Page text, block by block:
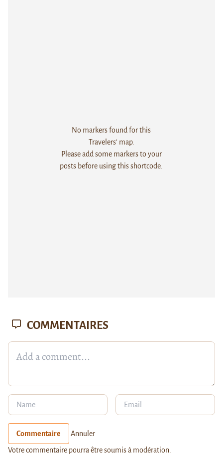
No markers found for this
Travelers' map.
Please add some markers to your
posts before using this shortcode.
COMMENTAIRES
Commentaire Annuler
Votre commentaire pourra être soumis à modération.